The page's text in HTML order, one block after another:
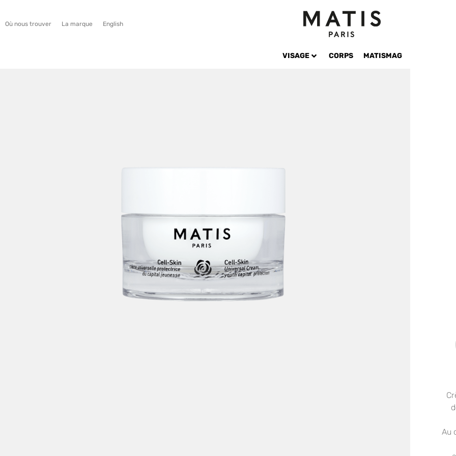
Où nous trouver La marque English
VISAGE CORPS MATISMAG
Au